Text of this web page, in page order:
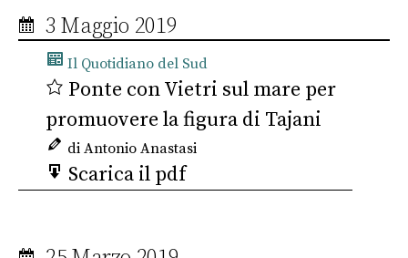
3 Maggio 2019
Il Quotidiano del Sud
Ponte con Vietri sul mare per
promuovere la figura di Tajani
di Antonio Anastasi
Scarica il pdf